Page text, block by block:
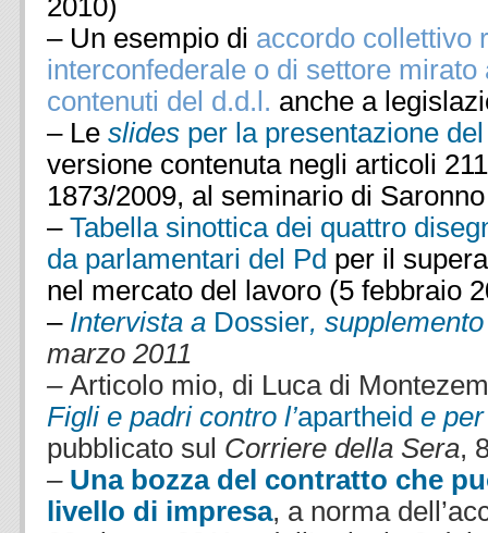
2010)
– Un esempio di accordo collettivo
interconfederale o di settore mirato
contenuti del d.d.l. anche a
– Le slides per la presentazione
versione contenuta negli articoli
1873/2009, al seminario di
– Tabella sinottica dei quattro
da parlamentari del Pd per il
nel mercato del lavoro (5 febbraio
– Intervista a Dossier,
marzo 2011
– Articolo mio, di Luca di
Figli e padri contro l’apartheid e
pubblicato sul Corriere della Sera,
– Una bozza del contratto che
livello di impresa, a norma